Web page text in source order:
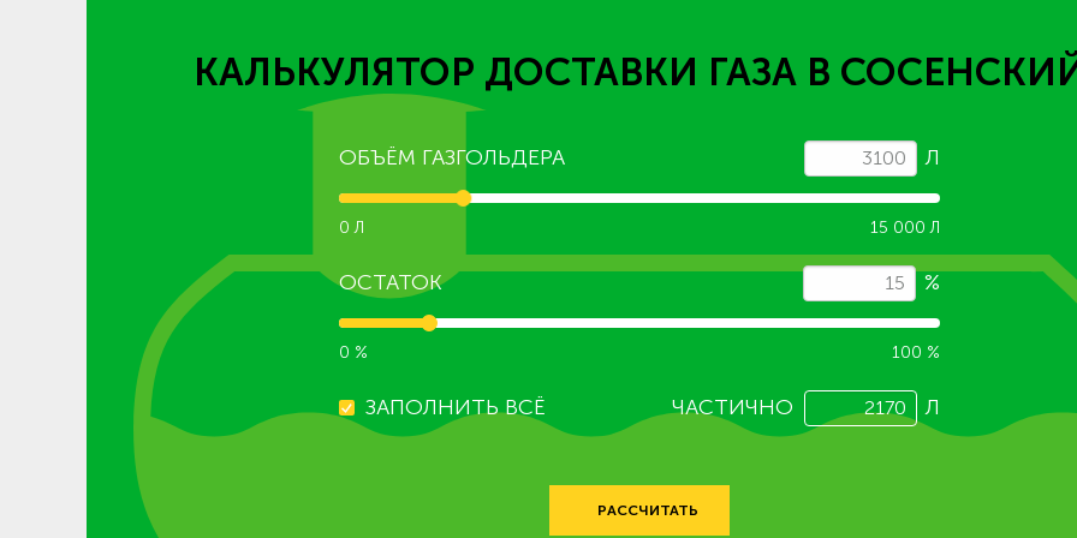
КАЛЬКУЛЯТОР ДОСТАВКИ ГАЗА В
ОБЪЁМ ГАЗГОЛЬДЕРА Л
0 Л 15 000 Л
ОСТАТОК %
0 % 100 %
ЗАПОЛНИТЬ ВСЁ ЧАСТИЧНО Л
РАССЧИТАТЬ